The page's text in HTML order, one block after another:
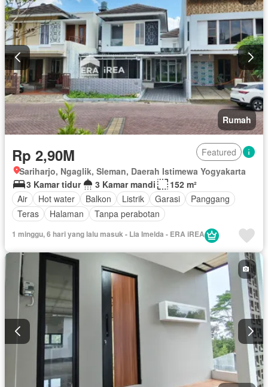
Rumah
Rp 2,90M
Featured
Sariharjo, Ngaglik, Sleman, Daerah Istimewa Yogyakarta
3 Kamar tidur
3 Kamar mandi
152 m²
Air
Hot water Balkon Listrik Garasi
Panggang
Teras
Halaman Tanpa perabotan
1 minggu, 6 hari yang lalu masuk - Lia Imelda - ERA iREA